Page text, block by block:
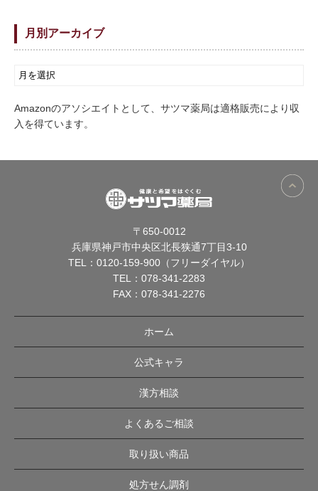
月別アーカイブ
Amazonのアソシエイトとして、サツマ薬局は適格販売により収
入を得ています。
〒650-0012
兵庫県神戸市中央区北長狭通7丁目3-10
TEL： 0120-159-900（フリーダイヤル）
TEL： 078-341-2283
FAX：078-341-2276
ホーム
公式キャラ
漢方相談
よくあるご相談
取り扱い商品
処方せん調剤